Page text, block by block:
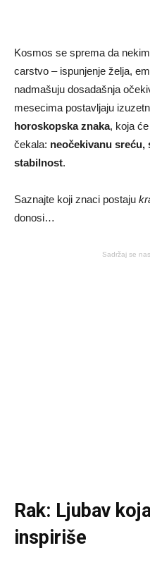
Kosmos se sprema da
carstvo – ispunjenje želja,
nadmašuju dosadašnja
mesecima postavljaju
horoskopska znaka, koja
čekala: neočekivanu
stabilnost.
Saznajte koji znaci postaju
donosi…
Sadržaj se
Rak: Ljubav
inspiriše